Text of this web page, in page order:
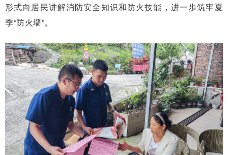
形式向居民讲解消防安全知识和防火技能，进一步筑牢夏
季“防火墙”。